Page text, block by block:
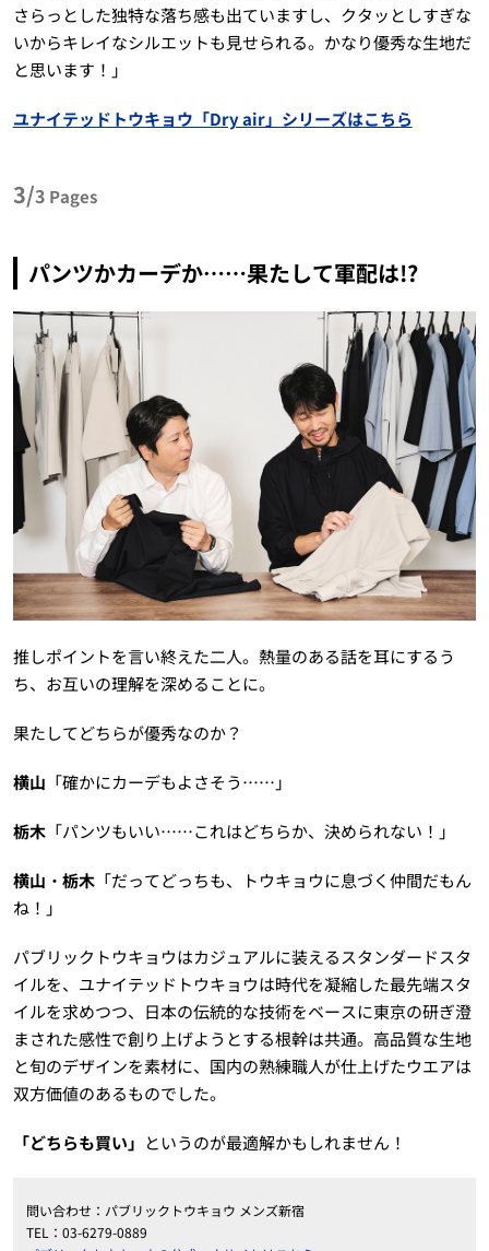
さらっとした独特な落ち感も出ていますし、クタッとしすぎな
いからキレイなシルエットも見せられる。かなり優秀な生地だ
と思います！」
ユナイテッドトウキョウ「Dry air」シリーズはこちら
3/3 Pages
パンツかカーデか……果たして軍配は!?
推しポイントを言い終えた二人。熱量のある話を耳にするう
ち、お互いの理解を深めることに。
果たしてどちらが優秀なのか？
横山 「確かにカーデもよさそう……」
栃木「パンツもいい……これはどちらか、決められない！」
横山・栃木「だってどっちも、トウキョウに息づく仲間だもん
ね！」
パブリックトウキョウはカジュアルに装えるスタンダードスタ
イルを、ユナイテッドトウキョウは時代を凝縮した最先端スタ
イルを求めつつ、日本の伝統的な技術をベースに東京の研ぎ澄
まされた感性で創り上げようとする根幹は共通。高品質な生地
と旬のデザインを素材に、国内の熟練職人が仕上げたウエアは
双方価値のあるものでした。
「どちらも買い」 というのが最適解かもしれません！
問い合わせ：パブリックトウキョウ メンズ新宿
TEL：03-6279-0889